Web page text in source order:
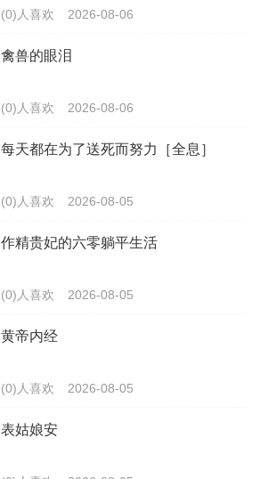
(0)人喜欢 2026-08-06
禽兽的眼泪
(0)人喜欢 2026-08-06
每天都在为了送死而努力［全息］
(0)人喜欢 2026-08-05
作精贵妃的六零躺平生活
(0)人喜欢 2026-08-05
黄帝内经
(0)人喜欢 2026-08-05
表姑娘安